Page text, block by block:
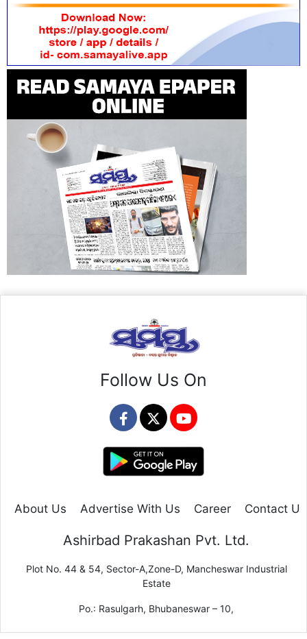
Follow Us On
About Us Advertise With Us Career Contact Us
Ashirbad Prakashan Pvt. Ltd.
Plot No. 44 & 54, Sector-A,Zone-D, Mancheswar Industrial
Estate
Po.: Rasulgarh, Bhubaneswar – 10,